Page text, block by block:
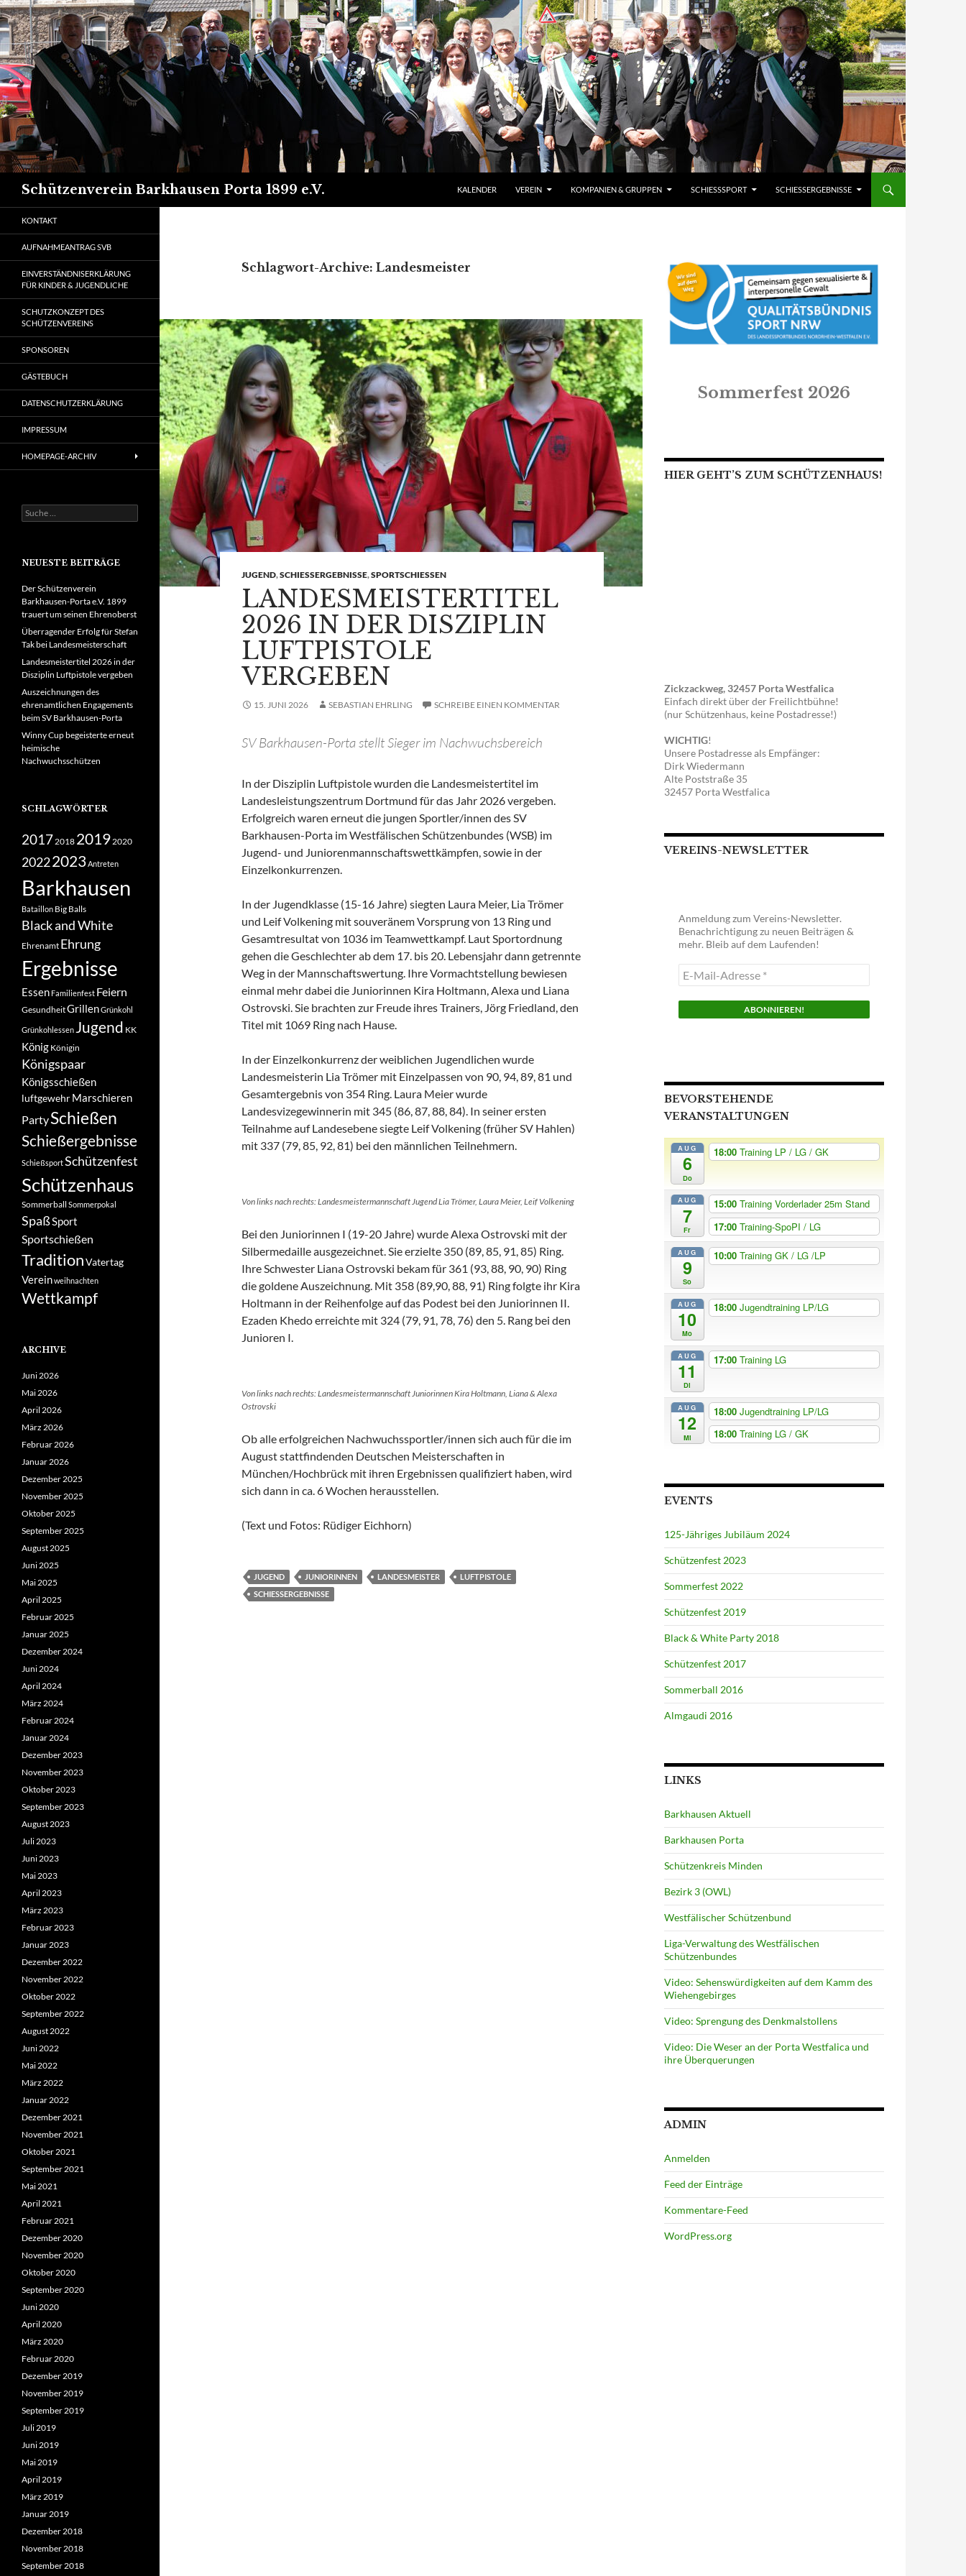
Schützenverein Barkhausen Porta 1899 e.V.
Suchen
KALENDER
VEREIN KOMPANIEN & GRUPPEN SCHIESSSPORT SCHIESSERGEBNISSE
Schlagwort-Archive: Landesmeister
JUGEND,SCHIESSERGEBNISSE ,SPORTSCHIESSEN
LANDESMEISTERTITEL
2026 IN DER DISZIPLIN
LUFTPISTOLE
VERGEBEN
15. JUNI 2026 SEBASTIAN EHRLING SCHREIBE EINEN KOMMENTAR
SV Barkhausen-Porta stellt Sieger im Nachwuchsbereich
In der Disziplin Luftpistole wurden die Landesmeistertitel im
Landesleistungszentrum Dortmund für das Jahr 2026 vergeben.
Erfolgreich waren erneut die jungen Sportler/innen des SV
Barkhausen-Porta im Westfälischen Schützenbundes (WSB) im
Jugend- und Juniorenmannschaftswettkämpfen, sowie in der
Einzelkonkurrenzen.
In der Jugendklasse (15-16 Jahre) siegten Laura Meier, Lia Trömer
und Leif Volkening mit souveränem Vorsprung von 13 Ring und
Gesamtresultat von 1036 im Teamwettkampf. Laut Sportordnung
gehen die Geschlechter ab dem 17. bis 20. Lebensjahr dann getrennte
Weg in der Mannschaftswertung. Ihre Vormachtstellung bewiesen
einmal mehr dabei die Juniorinnen Kira Holtmann, Alexa und Liana
Ostrovski. Sie brachten zur Freude ihres Trainers, Jörg Friedland, den
Titel mit 1069 Ring nach Hause.
In der Einzelkonkurrenz der weiblichen Jugendlichen wurde
Landesmeisterin Lia Trömer mit Einzelpassen von 90, 94, 89, 81 und
Gesamtergebnis von 354 Ring. Laura Meier wurde
Landesvizegewinnerin mit 345 (86, 87, 88, 84). In seiner ersten
Teilnahme auf Landesebene siegte Leif Volkening (früher SV Hahlen)
mit 337 (79, 85, 92, 81) bei den männlichen Teilnehmern.
Von links nach rechts: Landesmeistermannschaft Jugend Lia Trömer, Laura Meier, Leif Volkening
Bei den Juniorinnen I (19-20 Jahre) wurde Alexa Ostrovski mit der
Silbermedaille ausgezeichnet. Sie erzielte 350 (89, 85, 91, 85) Ring.
Ihre Schwester Liana Ostrovski bekam für 361 (93, 88, 90, 90) Ring
die goldene Auszeichnung. Mit 358 (89,90, 88, 91) Ring folgte ihr Kira
Holtmann in der Reihenfolge auf das Podest bei den Juniorinnen II.
Ezaden Khedo erreichte mit 324 (79, 91, 78, 76) den 5. Rang bei den
Junioren I.
Von links nach rechts: Landesmeistermannschaft Juniorinnen Kira Holtmann, Liana & Alexa
Ostrovski
Ob alle erfolgreichen Nachwuchssportler/innen sich auch für die im
August stattfindenden Deutschen Meisterschaften in
München/Hochbrück mit ihren Ergebnissen qualifiziert haben, wird
sich dann in ca. 6 Wochen herausstellen.
(Text und Fotos: Rüdiger Eichhorn)
JUGEND JUNIORINNEN LANDESMEISTER
LUFTPISTOLE
SCHIESSERGEBNISSE
Sommerfest 2026
HIER GEHT’S ZUM SCHÜTZENHAUS!
Zickzackweg, 32457 Porta Westfalica
Einfach direkt über der Freilichtbühne!
(nur Schützenhaus, keine Postadresse!)
WICHTIG!
Unsere Postadresse als Empfänger:
Dirk Wiedermann
Alte Poststraße 35
32457 Porta Westfalica
VEREINS-NEWSLETTER
Anmeldung zum Vereins-Newsletter.
Benachrichtigung zu neuen Beiträgen &
mehr. Bleib auf dem Laufenden!
E-
Mail-
Adresse
BEVORSTEHENDE
VERANSTALTUNGEN
AUG
6
Do
18:00 Training LP / LG / GK
AUG
7
Fr
15:00 Training Vorderlader 25m Stand
17:00 Training-SpoPI / LG
AUG
9
So
10:00 Training GK / LG /LP
AUG
10
Mo
18:00 Jugendtraining LP/LG
AUG
11
Di
17:00 Training LG
AUG
12
Mi
18:00 Jugendtraining LP/LG
18:00 Training LG / GK
EVENTS
125-Jähriges Jubiläum 2024
Schützenfest 2023
Sommerfest 2022
Schützenfest 2019
Black & White Party 2018
Schützenfest 2017
Sommerball 2016
Almgaudi 2016
LINKS
Barkhausen Aktuell
Barkhausen Porta
Schützenkreis Minden
Bezirk 3 (OWL)
Westfälischer Schützenbund
Liga-Verwaltung des Westfälischen
Schützenbundes
Video: Sehenswürdigkeiten auf dem Kamm des
Wiehengebirges
Video: Sprengung des Denkmalstollens
Video: Die Weser an der Porta Westfalica und
ihre Überquerungen
ADMIN
Anmelden
Feed der Einträge
Kommentare-Feed
WordPress.org
KONTAKT
AUFNAHMEANTRAG SVB
EINVERSTÄNDNISERKLÄRUNG
FÜR KINDER & JUGENDLICHE
SCHUTZKONZEPT DES
SCHÜTZENVEREINS
SPONSOREN
GÄSTEBUCH
DATENSCHUTZERKLÄRUNG
IMPRESSUM
HOMEPAGE-ARCHIV
Suche
nach:
NEUESTE BEITRÄGE
Der Schützenverein
Barkhausen-Porta e.V. 1899
trauert um seinen Ehrenoberst
Überragender Erfolg für Stefan
Tak bei Landesmeisterschaft
Landesmeistertitel 2026 in der
Disziplin Luftpistole vergeben
Auszeichnungen des
ehrenamtlichen Engagements
beim SV Barkhausen-Porta
Winny Cup begeisterte erneut
heimische
Nachwuchsschützen
SCHLAGWÖRTER
20172018 20192020
20222023Antreten
Barkhausen
Bataillon Big Balls
Black and White
Ehrenamt Ehrung
Ergebnisse
Essen Familienfest Feiern
GesundheitGrillenGrünkohl
Grünkohlessen Jugend KK
König Königin
Königspaar
Königsschießen
luftgewehrMarschieren
PartySchießen
Schießergebnisse
SchießsportSchützenfest
Schützenhaus
Sommerball Sommerpokal
SpaßSport
Sportschießen
TraditionVatertag
Vereinweihnachten
Wettkampf
ARCHIVE
Juni 2026
Mai 2026
April 2026
März 2026
Februar 2026
Januar 2026
Dezember 2025
November 2025
Oktober 2025
September 2025
August 2025
Juni 2025
Mai 2025
April 2025
Februar 2025
Januar 2025
Dezember 2024
Juni 2024
April 2024
März 2024
Februar 2024
Januar 2024
Dezember 2023
November 2023
Oktober 2023
September 2023
August 2023
Juli 2023
Juni 2023
Mai 2023
April 2023
März 2023
Februar 2023
Januar 2023
Dezember 2022
November 2022
Oktober 2022
September 2022
August 2022
Juni 2022
Mai 2022
März 2022
Januar 2022
Dezember 2021
November 2021
Oktober 2021
September 2021
Mai 2021
April 2021
Februar 2021
Dezember 2020
November 2020
Oktober 2020
September 2020
Juni 2020
April 2020
März 2020
Februar 2020
Dezember 2019
November 2019
September 2019
Juli 2019
Juni 2019
Mai 2019
April 2019
März 2019
Januar 2019
Dezember 2018
November 2018
September 2018